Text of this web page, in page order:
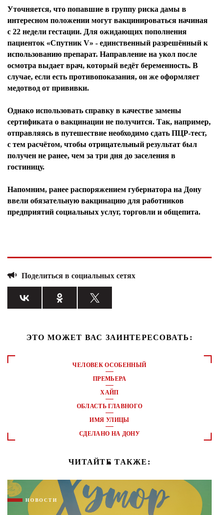
Уточняется, что попавшие в группу риска дамы в
интересном положении могут вакцинироваться начиная
с 22 недели гестации. Для ожидающих пополнения
пациенток «Спутник V» - единственный разрешённый к
использованию препарат. Направление на укол после
осмотра выдает врач, который ведёт беременность. В
случае, если есть противопоказания, он же оформляет
медотвод от прививки.
Однако использовать справку в качестве замены
сертификата о вакцинации не получится. Так, например,
отправляясь в путешествие необходимо сдать ПЦР-тест,
с тем расчётом, чтобы отрицательный результат был
получен не ранее, чем за три дня до заселения в
гостиницу.
Напомним, ранее распоряжением губернатора на Дону
ввели обязательную вакцинацию для работников
предприятий социальных услуг, торговли и общепита.
Поделиться в социальных сетях
ЭТО МОЖЕТ ВАС ЗАИНТЕРЕСОВАТЬ:
ЧЕЛОВЕК ОСОБЕННЫЙ
ПРЕМЬЕРА
ХАЙП
ОБЛАСТЬ ГЛАВНОГО
ИМЯ УЛИЦЫ
СДЕЛАНО НА ДОНУ
ЧИТАЙТЕ ТАКЖЕ:
НОВОСТИ